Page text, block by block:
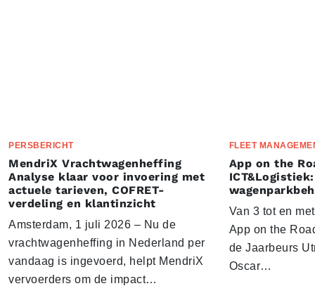
PERSBERICHT
MendriX Vrachtwagenheffing
Analyse klaar voor invoering met
actuele tarieven, COFRET-
verdeling en klantinzicht
Amsterdam, 1 juli 2026 – Nu de
vrachtwagenheffing in Nederland per
vandaag is ingevoerd, helpt MendriX
vervoerders om de impact…
FLEET
App on the
Van 3 tot en
App on the
de Jaarbeurs
Oscar…